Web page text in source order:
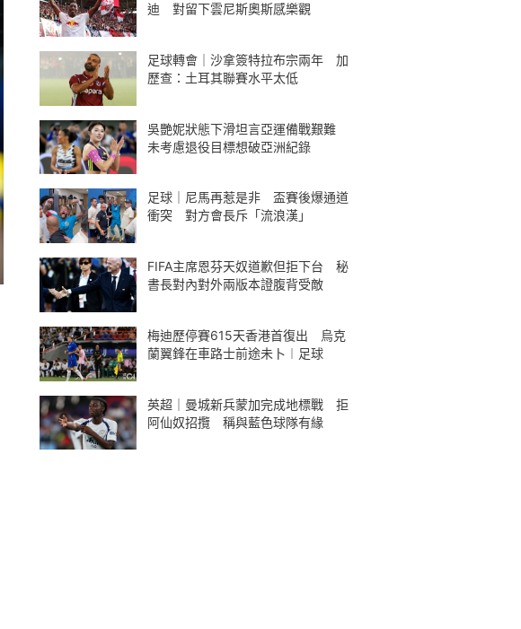
迪 對留下雲尼斯奧斯感樂觀
足球轉會｜沙拿簽特拉布宗兩年 加
歷查：土耳其聯賽水平太低
吳艷妮狀態下滑坦言亞運備戰艱難
未考慮退役目標想破亞洲紀錄
足球｜尼馬再惹是非 盃賽後爆通道
衝突 對方會長斥「流浪漢」
FIFA主席恩芬天奴道歉但拒下台 秘
書長對內對外兩版本證腹背受敵
梅迪歷停賽615天香港首復出 烏克
蘭翼鋒在車路士前途未卜︱足球
英超｜曼城新兵蒙加完成地標戰 拒
阿仙奴招攬 稱與藍色球隊有緣